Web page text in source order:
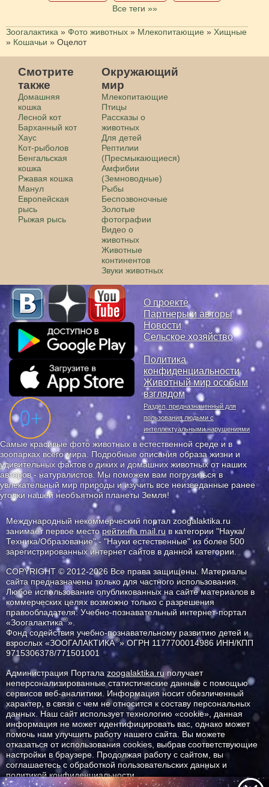
Все теги »»
Зоогалактика » Фото животных » Млекопитающие » Хищные
» Кошачьи » Оцелот
Смотрите
также
Домашняя
кошка
Лесной кот
Барханный кот
Хаус
Кот-рыболов
Бенгальская
кошка
Ржавая кошка
Манул
Европейская
рысь
Рыжая рысь
Окружающий
мир
Млекопитающие
Птицы
Рассказы о
животных
Для детей
Рептилии
(Пресмыкающиеся)
Амфибии
(Земноводные)
Рыбы
Беспозвоночные
Золотые
фотографии
Видео о
животных
Животные
континентов
Звуки животных
О проекте
Партнеры и авторы
Новости
Сельское хозяйство
Политика
конфиденциальности
Животный мир особым
взглядом
Раздел, предназначенный для
пользования людьми с
интеллектуальными нарушениями
Самые красивые фото животных в естественной среде и в
зоопарках всего мира. Подробные описания образа жизни и
удивительных фактов о диких и домашних животных от наших
авторов - натуралистов. Мы поможем вам погрузиться в
увлекательный мир природы и изучить все неизведанные ранее
уголки нашей необъятной планеты Земля!
Международный некоммерческий портал zoogalaktika.ru
занимает первое месторейтинга mail.ru в категории "Наука/
Техника/Образование" - "Науки естественные" из более 500
зарегистрированных интернет сайтов в данной категории.
COPYRIGHT © 2012-2026 Все права защищены. Материалы
сайта предназначены только для частного использования.
Любое использование опубликованных на сайте материалов в
коммерческих целях возможно только с разрешения
правообладателя: Учебно-познавательный интернет-портал
«Зоогалактика®».
Фонд содействия учебно-познавательному развитию детей и
взрослых «ЗООГАЛАКТИКА®» ОГРН 1177700014986 ИНН/КПП
9715306378/771501001
Администрация Портала zoogalaktika.ruполучает
неперсонализированные статистические данные с помощью
сервисов веб-аналитики. Информация носит обезличенный
характер, в связи с чем не относится к составу персональных
данных. Наш сайт использует технологию «cookie», данная
информация не может идентифицировать вас, однако может
помочь нам улучшить работу нашего сайта. Вы можете
отказаться от использования cookies, выбрав соответствующие
настройки в браузере. Продолжая работу с сайтом, вы
соглашаетесь с обработкой пользовательских данных и
политикой конфиденциальности.